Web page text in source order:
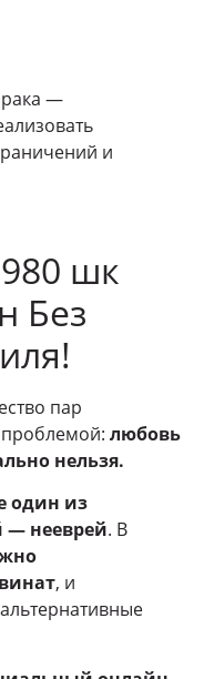
—
и
шк
Без
пар
проблемой: любовь
нельзя.
один из
— нееврей. В
, и